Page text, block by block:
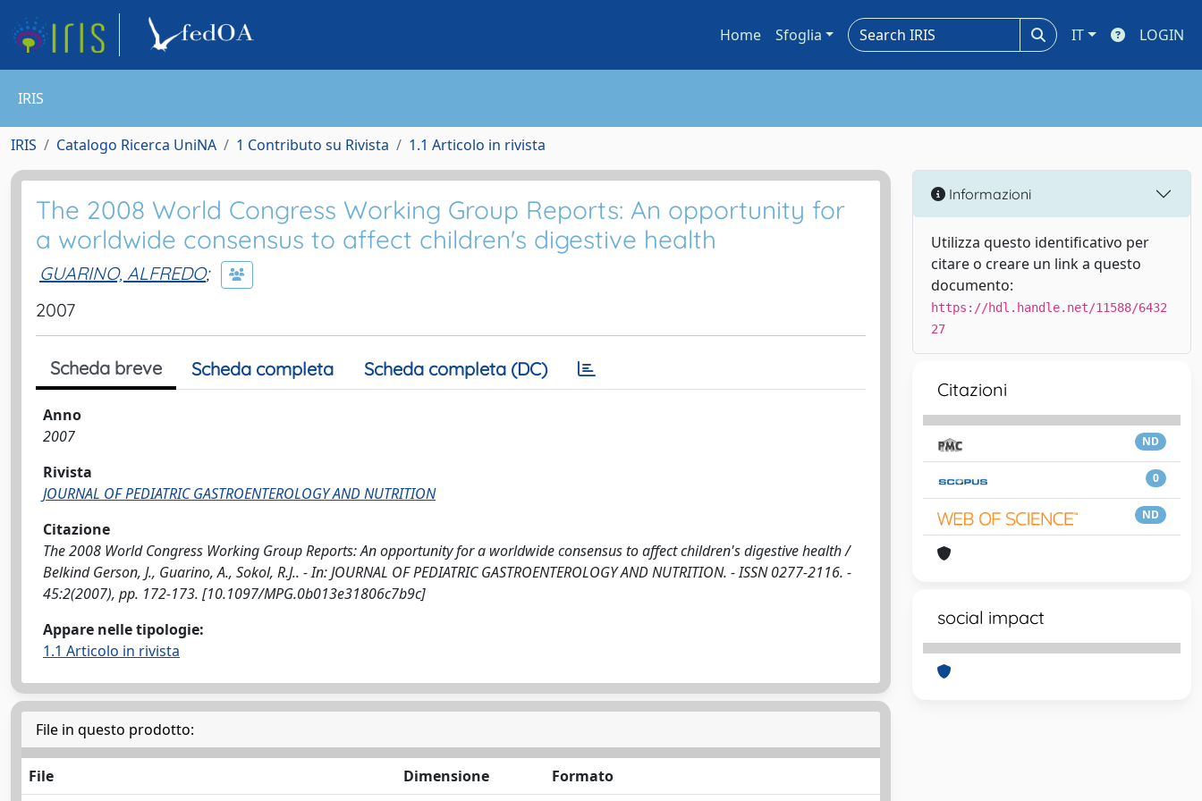
Home Sfoglia IT LOGIN
IRIS
IRIS Catalogo Ricerca UniNA 1 Contributo su Rivista 1.1 Articolo in rivista
The 2008 World Congress Working Group Reports: An opportunity for
a worldwide consensus to affect children's digestive health
GUARINO, ALFREDO;
2007
Scheda breve Scheda completa Scheda completa (DC)
Anno
2007
Rivista
JOURNAL OF PEDIATRIC GASTROENTEROLOGY AND NUTRITION
Citazione
The 2008 World Congress Working Group Reports: An opportunity for a worldwide consensus to affect children's digestive health /
Belkind Gerson, J., Guarino, A., Sokol, R.J.. - In: JOURNAL OF PEDIATRIC GASTROENTEROLOGY AND NUTRITION. - ISSN 0277-2116. -
45:2(2007), pp. 172-173. [10.1097/MPG.0b013e31806c7b9c]
Appare nelle tipologie:
1.1 Articolo in rivista
File in questo prodotto:
File Dimensione Formato
Informazioni
Utilizza questo identificativo per
citare o creare un link a questo
documento:
https://hdl.handle.net/11588/6432
27
Citazioni
ND
0
ND
social impact